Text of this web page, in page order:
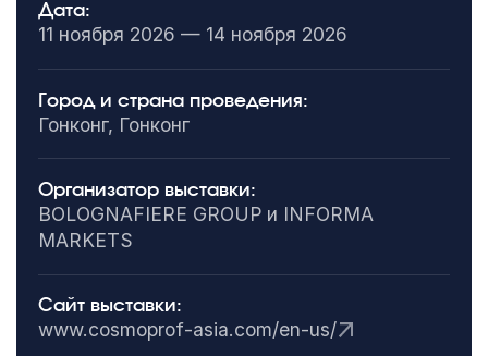
Дата:
11 ноября 2026 — 14 ноября 2026
Город и страна проведения:
Гонконг, Гонконг
Организатор выставки:
BOLOGNAFIERE GROUP и INFORMA
MARKETS
Сайт выставки:
www.cosmoprof-asia.com/en-us/